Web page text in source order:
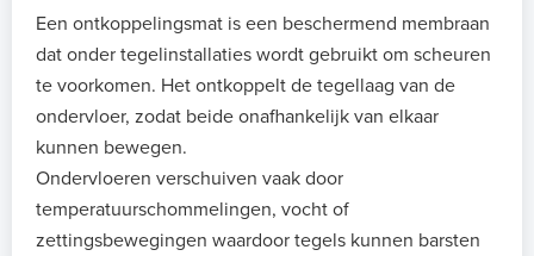
Een ontkoppelingsmat is een beschermend membraan
dat onder tegelinstallaties wordt gebruikt om scheuren
te voorkomen. Het ontkoppelt de tegellaag van de
ondervloer, zodat beide onafhankelijk van elkaar
kunnen bewegen.
Ondervloeren verschuiven vaak door
temperatuurschommelingen, vocht of
zettingsbewegingen waardoor tegels kunnen barsten